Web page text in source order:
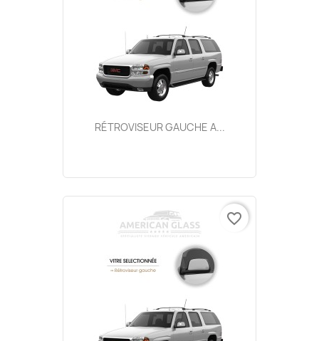
RÉTROVISEUR GAUCHE A...
favorite_border